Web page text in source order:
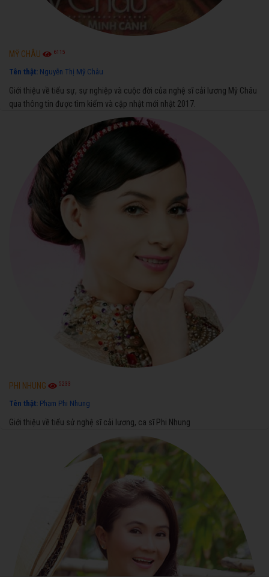
MỸ CHÂU 6115
Tên thật: Nguyễn Thị Mỹ Châu
Giới thiệu về tiểu sự, sự nghiệp và cuộc đời của nghệ sĩ cải lương Mỹ Châu
qua thông tin được tìm kiếm và cập nhật mới nhật 2017.
PHI NHUNG 5233
Tên thật: Phạm Phi Nhung
Giới thiệu về tiểu sử nghệ sĩ cải lương, ca sĩ Phi Nhung